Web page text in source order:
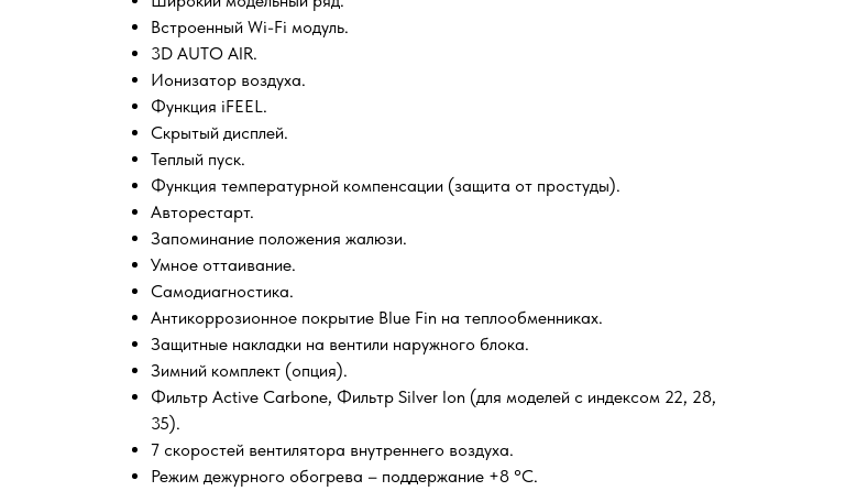
Встроенный Wi-Fi модуль.
3D AUTO AIR.
Ионизатор воздуха.
Функция iFEEL.
Скрытый дисплей.
Теплый пуск.
Функция температурной компенсации (защита от простуды).
Авторестарт.
Запоминание положения жалюзи.
Умное оттаивание.
Самодиагностика.
Антикоррозионное покрытие Blue Fin на теплообменниках.
Защитные накладки на вентили наружного блока.
Зимний комплект (опция).
Фильтр Active Carbone, Фильтр Silver Ion (для моделей с индексом 22, 28,
35).
7 скоростей вентилятора внутреннего воздуха.
Режим дежурного обогрева – поддержание +8 °С.